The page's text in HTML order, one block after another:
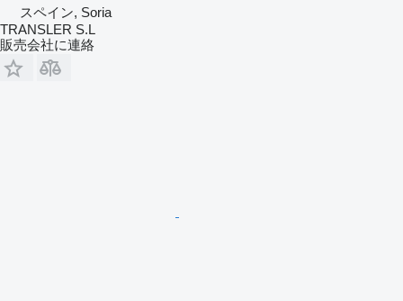
スペイン, Soria
TRANSLER S.L
販売会社に連絡